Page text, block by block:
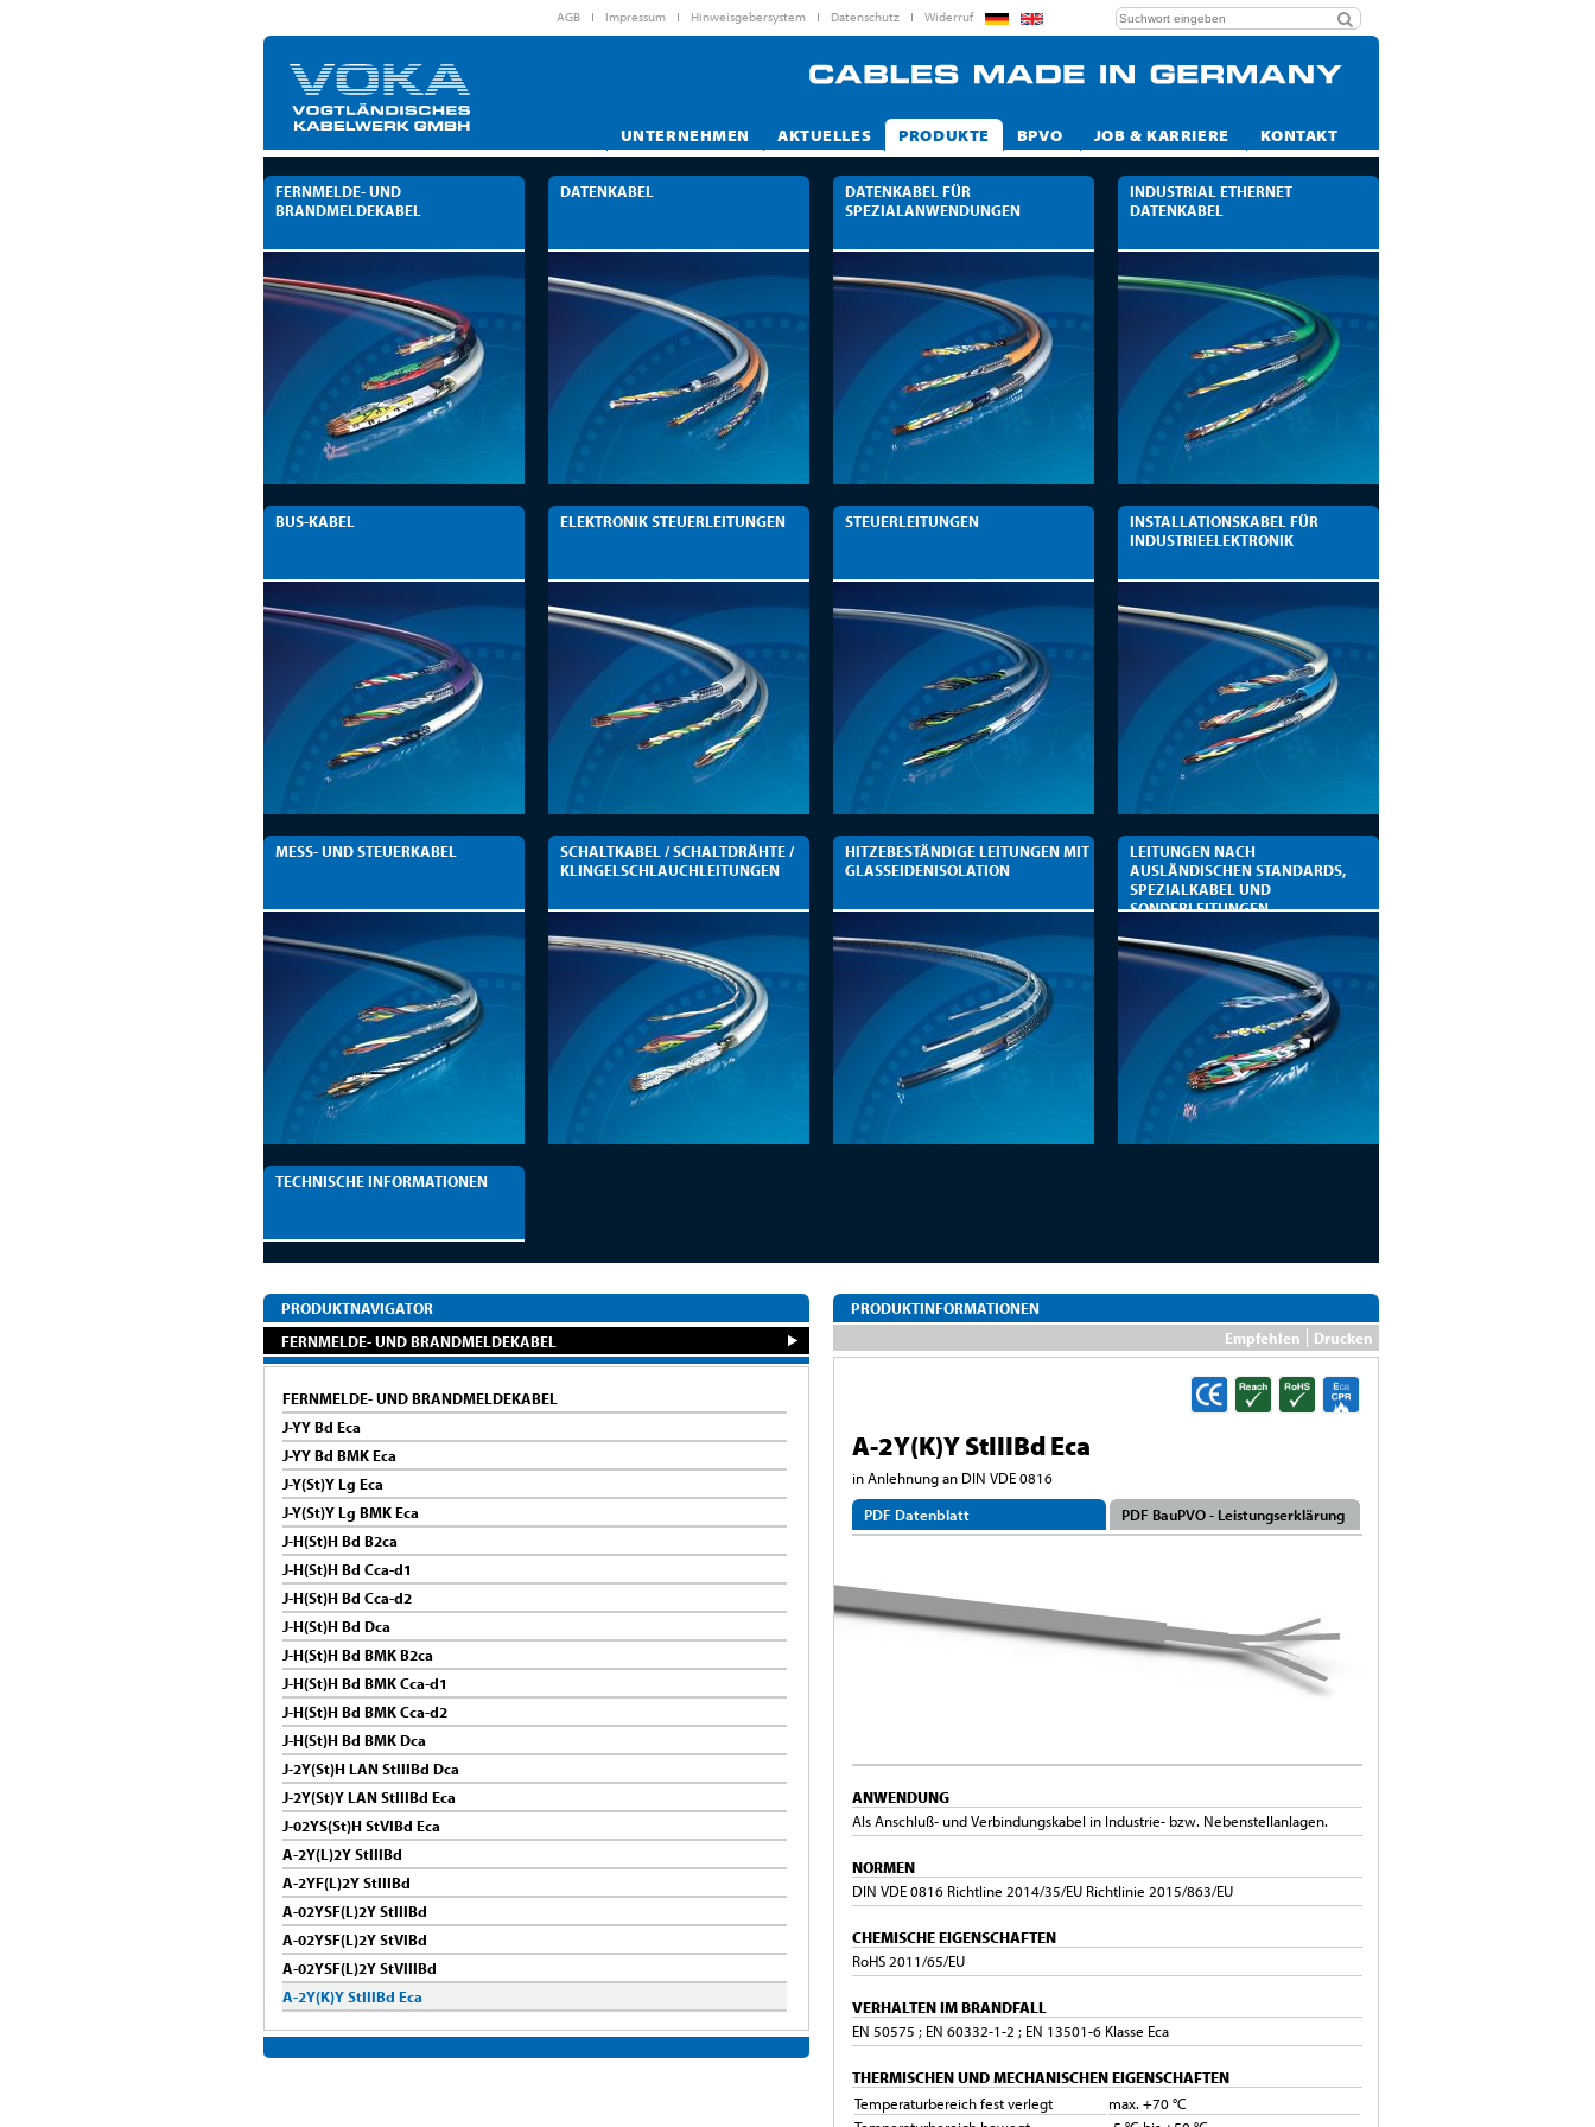
AGB Impressum Hinweisgebersystem Datenschutz Widerruf
UNTERNEHMEN AKTUELLES PRODUKTE BPVO JOB & KARRIERE KONTAKT
FERNMELDE- UND
BRANDMELDEKABEL
DATENKABEL
DATENKABEL FÜR
SPEZIALANWENDUNGEN
INDUSTRIAL ETHERNET
DATENKABEL
BUS-KABEL ELEKTRONIK STEUERLEITUNGEN STEUERLEITUNGEN
INSTALLATIONSKABEL FÜR
INDUSTRIEELEKTRONIK
MESS- UND STEUERKABEL
SCHALTKABEL / SCHALTDRÄHTE /
KLINGELSCHLAUCHLEITUNGEN
HITZEBESTÄNDIGE LEITUNGEN MIT
GLASSEIDENISOLATION
LEITUNGEN NACH
AUSLÄNDISCHEN STANDARDS,
SPEZIALKABEL UND
SONDERLEITUNGEN
TECHNISCHE INFORMATIONEN
PRODUKTNAVIGATOR
FERNMELDE- UND BRANDMELDEKABEL
FERNMELDE- UND BRANDMELDEKABEL
J-YY Bd Eca
J-YY Bd BMK Eca
J-Y(St)Y Lg Eca
J-Y(St)Y Lg BMK Eca
J-H(St)H Bd B2ca
J-H(St)H Bd Cca-d1
J-H(St)H Bd Cca-d2
J-H(St)H Bd Dca
J-H(St)H Bd BMK B2ca
J-H(St)H Bd BMK Cca-d1
J-H(St)H Bd BMK Cca-d2
J-H(St)H Bd BMK Dca
J-2Y(St)H LAN StIIIBd Dca
J-2Y(St)Y LAN StIIIBd Eca
J-02YS(St)H StVIBd Eca
A-2Y(L)2Y StIIIBd
A-2YF(L)2Y StIIIBd
A-02YSF(L)2Y StIIIBd
A-02YSF(L)2Y StVIBd
A-02YSF(L)2Y StVIIIBd
A-2Y(K)Y StIIIBd Eca
PRODUKTINFORMATIONEN
Empfehlen
Drucken
A-2Y(K)Y StIIIBd Eca
in Anlehnung an DIN VDE 0816
PDF Datenblatt
PDF BauPVO - Leistungserklärung
ANWENDUNG
Als Anschluß- und Verbindungskabel in Industrie- bzw. Nebenstellanlagen.
NORMEN
DIN VDE 0816 Richtline 2014/35/EU Richtlinie 2015/863/EU
CHEMISCHE EIGENSCHAFTEN
RoHS 2011/65/EU
VERHALTEN IM BRANDFALL
EN 50575 ; EN 60332-1-2 ; EN 13501-6 Klasse Eca
THERMISCHEN UND MECHANISCHEN EIGENSCHAFTEN
Temperaturbereich fest verlegt
max. +70 °C